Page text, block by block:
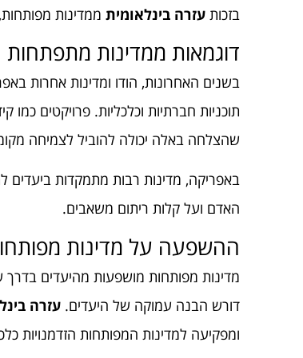
בזכות עזרה בינלאומיתממדינות
דוגמאות ממדינות מתפתחות
בשנים האחרונות, הודו ומדינות אחרות
תוכניות חברתיות וכלכליות. פרויקטים
שהצלחה באלה יכולה להוביל לצמיחה
באפריקה, מדינות רבות מתמקדות ביעדים
האדם ועל קלות ריתום משאבים.
ההשפעה על מדינות
מדינות מפותחות מושפעות מהיעדים
דורש הבנה עמוקה של היעדים. עזרה
ומפקיעה למדינות המפותחות הזדמנויות